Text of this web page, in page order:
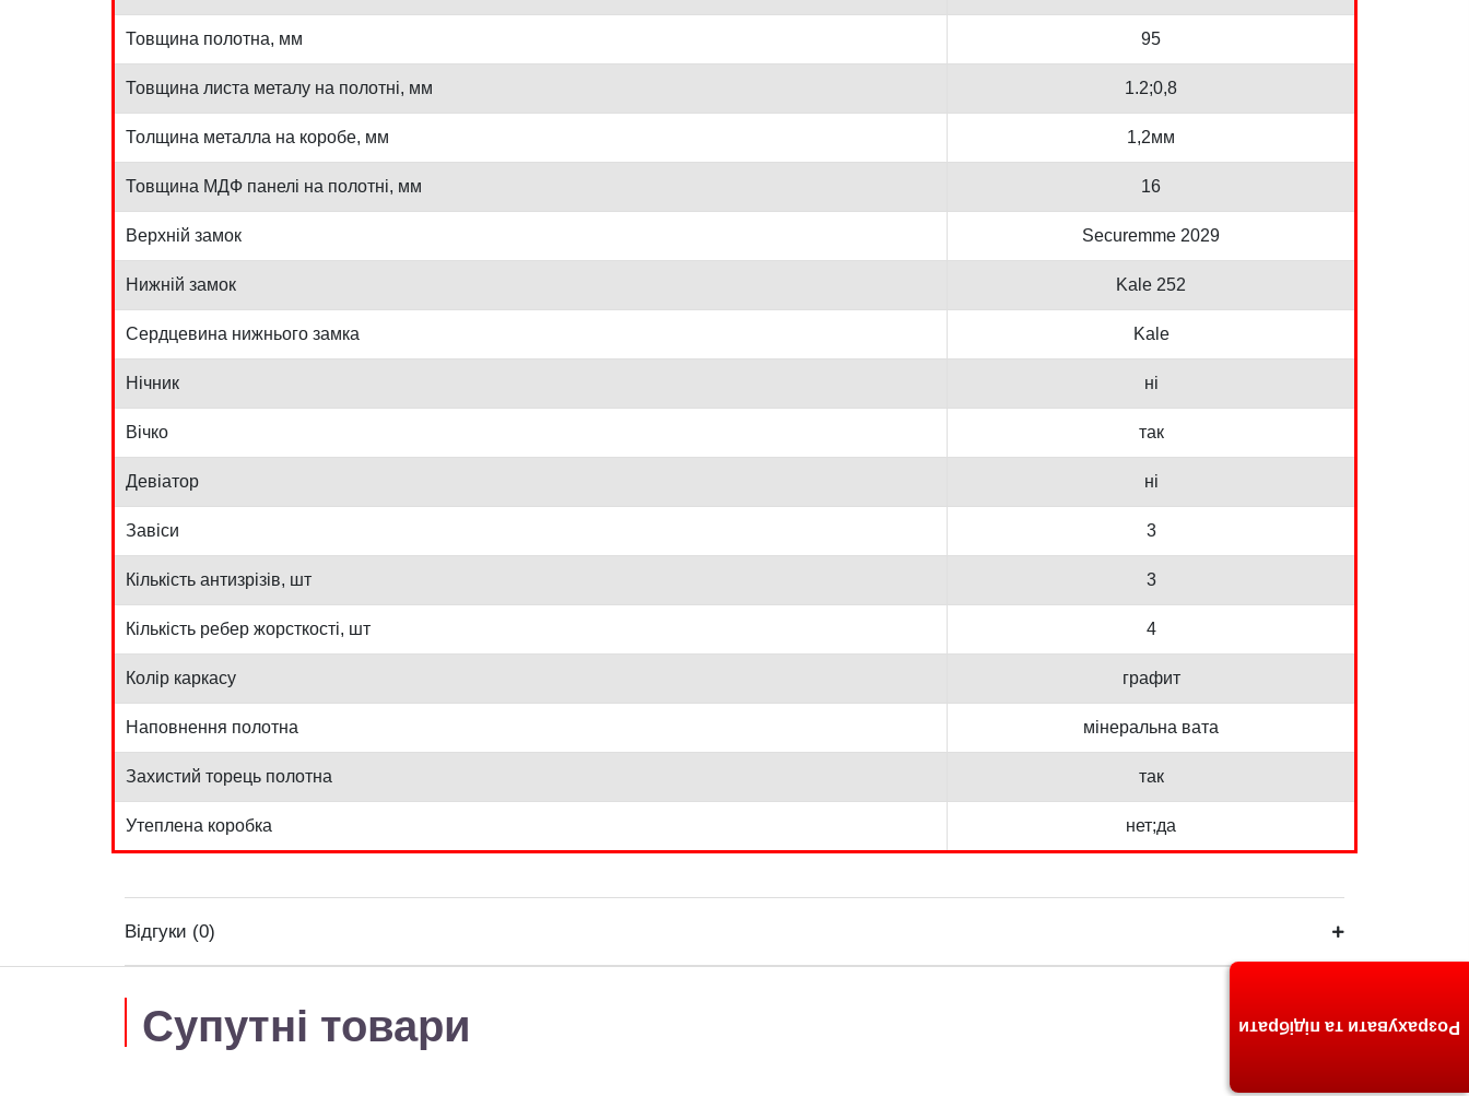
Товщина полотна, мм 95
Товщина листа металу на полотні, мм 1.2;0,8
Толщина металла на коробе, мм 1,2мм
Товщина МДФ панелі на полотні, мм 16
Верхній замок Securemme 2029
Нижній замок Kale 252
Сердцевина нижнього замка Kale
Нічник ні
Вічко так
Девіатор ні
Завіси 3
Кількість антизрізів, шт 3
Кількість ребер жорсткості, шт 4
Колір каркасу графит
Наповнення полотна мінеральна вата
Захистий торець полотна так
Утеплена коробка нет;да
Відгуки (0)
Супутні товари Розрахувати та підібрати